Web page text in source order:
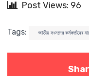
Post Views: 96
Tags: জাতীয় সংসদের কর্মকর্তাদের